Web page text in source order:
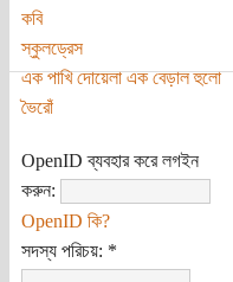
কবি
স্কুলড্রেস
এক পাখি দোয়েলা এক বেড়াল হুলো
ভৈরোঁ
OpenID ব্যবহার করে লগইন
করুন:
OpenID কি?
সদস্য পরিচয়: *